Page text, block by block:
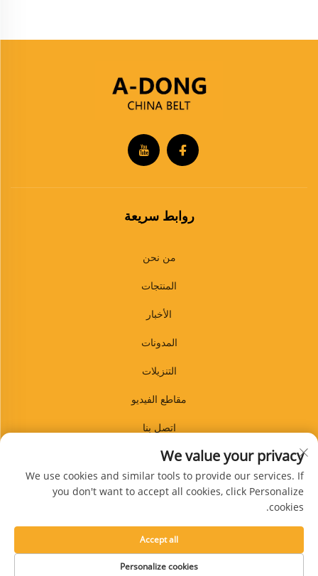
روابط سريعة
من نحن
المنتجات
الأخبار
المدونات
التنزيلات
مقاطع الفيديو
اتصل بنا
المدونة
محفوظة -
سياسة الخصوصية
We value your privacy
We use cookies and similar tools to provide our services. If
you don't want to accept all cookies, click Personalize
cookies.
Personalize cookies
Accept all